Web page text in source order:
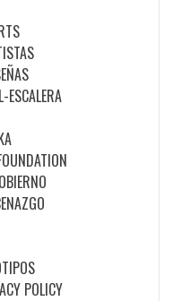
ESCALERA
POLICY